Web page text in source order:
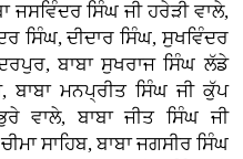
ਜਸਵਿੰਦਰ ਸਿੰਘ ਜੀ ਹਰੇੜੀ ਵਾਲੇ,
ਸਿੰਘ, ਦੀਦਾਰ ਸਿੰਘ, ਸੁਖਵਿੰਦਰ
ਬਾਬਾ ਸੁਖਰਾਜ ਸਿੰਘ ਲੱਡੇ
ਬਾਬਾ ਮਨਪ੍ਰੀਤ ਸਿੰਘ ਜੀ ਕੁੱਪ
ਵਾਲੇ, ਬਾਬਾ ਜੀਤ ਸਿੰਘ ਜੀ
ਸਾਹਿਬ, ਬਾਬਾ ਜਗਸੀਰ ਸਿੰਘ